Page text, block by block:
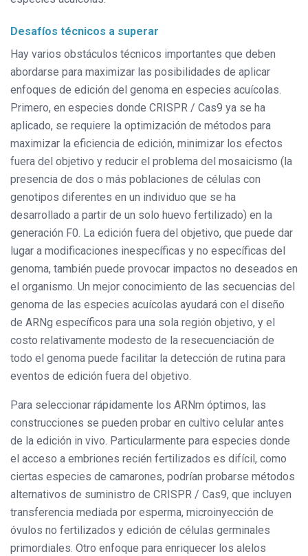
Desafíos técnicos a superar
Hay varios obstáculos técnicos importantes que deben
abordarse para maximizar las posibilidades de aplicar
enfoques de edición del genoma en especies acuícolas.
Primero, en especies donde CRISPR / Cas9 ya se ha
aplicado, se requiere la optimización de métodos para
maximizar la eficiencia de edición, minimizar los efectos
fuera del objetivo y reducir el problema del mosaicismo (la
presencia de dos o más poblaciones de células con
genotipos diferentes en un individuo que se ha
desarrollado a partir de un solo huevo fertilizado) en la
generación F0. La edición fuera del objetivo, que puede dar
lugar a modificaciones inespecíficas y no específicas del
genoma, también puede provocar impactos no deseados en
el organismo. Un mejor conocimiento de las secuencias del
genoma de las especies acuícolas ayudará con el diseño
de ARNg específicos para una sola región objetivo, y el
costo relativamente modesto de la resecuenciación de
todo el genoma puede facilitar la detección de rutina para
eventos de edición fuera del objetivo.
Para seleccionar rápidamente los ARNm óptimos, las
construcciones se pueden probar en cultivo celular antes
de la edición in vivo. Particularmente para especies donde
el acceso a embriones recién fertilizados es difícil, como
ciertas especies de camarones, podrían probarse métodos
alternativos de suministro de CRISPR / Cas9, que incluyen
transferencia mediada por esperma, microinyección de
óvulos no fertilizados y edición de células germinales
primordiales. Otro enfoque para enriquecer los alelos